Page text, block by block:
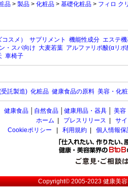
品 > 製品 > 化粧品 > 基礎化粧品 > フィロ ク
スメ） サプリメント 機能性成分 エステ
・スパ向け 大麦若葉 アルファリポ酸(αリポ
車椅子
託製造) 化粧品 健康食品の原料 美容・化
健康食品 自然食品 健康用品・器具 美容
ホーム
プレスリリース
サ
Cookieポリシー
利用規約 個人情報
Copyright© 2005-2023健康美